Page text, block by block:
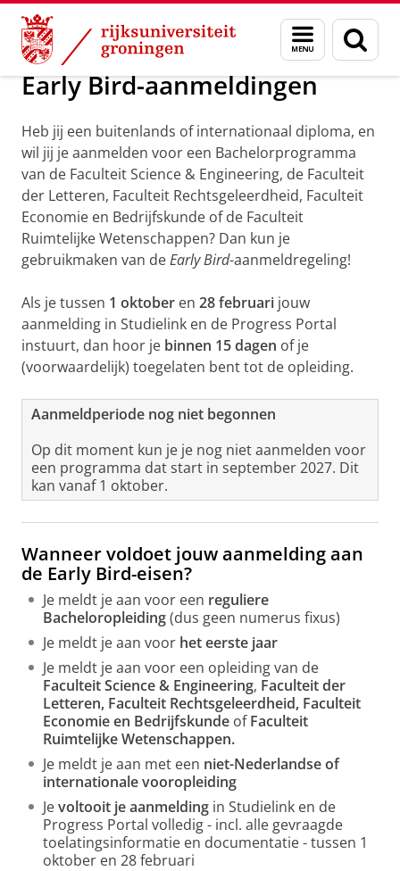
Skip
Content
Skip
Navigation
Menu
en
zoeken
Niet-Nederlandse vooropleiding
Early Bird-aanmeldingen
Heb jij een buitenlands of internationaal diploma, en
wil jij je aanmelden voor een Bachelorprogramma
van de Faculteit Science & Engineering, de Faculteit
der Letteren, Faculteit Rechtsgeleerdheid, Faculteit
Economie en Bedrijfskunde of de Faculteit
Ruimtelijke Wetenschappen? Dan kun je
gebruikmaken van deEarly Bird-aanmeldregeling!
Als je tussen 1 oktober en 28 februari jouw
aanmelding in Studielink en de Progress Portal
instuurt, dan hoor je binnen 15 dagen of je
(voorwaardelijk) toegelaten bent tot de opleiding.
Aanmeldperiode nog niet begonnen
Op dit moment kun je je nog niet aanmelden voor
een programma dat start in september 2027. Dit
kan vanaf 1 oktober.
Wanneer voldoet jouw aanmelding aan
de Early Bird-eisen?
Je meldt je aan voor een reguliere
Bacheloropleiding(dus geen numerus fixus)
Je meldt je aan voor het eerste jaar
Je meldt je aan voor een opleiding van de
Faculteit Science & Engineering, Faculteit der
Letteren, Faculteit Rechtsgeleerdheid, Faculteit
Economie en Bedrijfskunde ofFaculteit
Ruimtelijke Wetenschappen.
Je meldt je aan met een niet-Nederlandse of
internationale vooropleiding
Jevoltooit je aanmelding in Studielink en de
Progress Portal volledig - incl. alle gevraagde
toelatingsinformatie en documentatie - tussen 1
oktober en 28 februari